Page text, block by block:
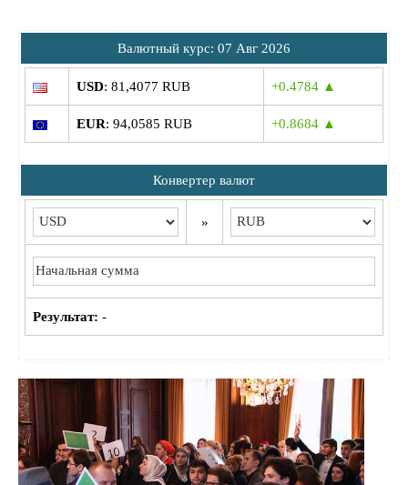
Bалютный курс: 07 Авг 2026
USD: 81,4077 RUB +0.4784 ▲
EUR: 94,0585 RUB +0.8684 ▲
Конвертер валют
»
Результат: -